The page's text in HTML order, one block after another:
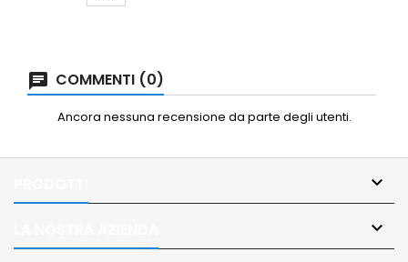
COMMENTI (0)
Ancora nessuna recensione da parte degli utenti.

